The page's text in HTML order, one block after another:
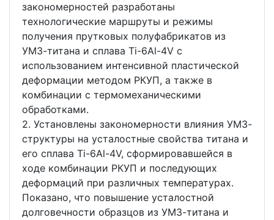
закономерностей разработаны
технологические маршруты и режимы
получения прутковых полуфабрикатов из
УМЗ-титана и сплава Ti-6Al-4V с
использованием интенсивной пластической
деформации методом РКУП, а также в
комбинации с термомеханическими
обработками.
2. Установлены закономерности влияния УМЗ-
структуры на усталостные свойства титана и
его сплава Ti-6Al-4V, сформировавшейся в
ходе комбинации РКУП и последующих
деформаций при различных температурах.
Показано, что повышение усталостной
долговечности образцов из УМЗ-титана и